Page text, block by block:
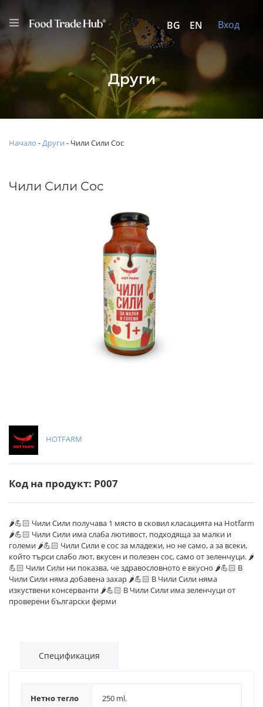
BG EN Вход
Други
Начало -Други - Чили Сили Сос
Чили Сили Сос
HOTFARM
Код на продукт: P007
🌶💪🏻 Чили Сили получава 1 място в сковил класацията на Hotfarm
🌶💪🏻 Чили Сили има слаба лютивост, подходяща за малки и
големи 🌶💪🏻 Чили Сили е сос за младежи, но не само, а за всеки,
който търси слабо лют, вкусен и полезен сос, само от зеленчуци. 🌶
💪🏻 Чили Сили ни показва, че здравословното е вкусно 🌶💪🏻 В
Чили Сили няма добавена захар 🌶💪🏻 В Чили Сили няма
изкуствени консерванти 🌶💪🏻 В Чили Сили има зеленчуци от
проверени български ферми
Спецификация
Нетно тегло 250 ml.